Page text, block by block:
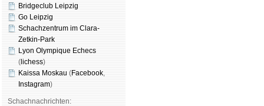
Bridgeclub Leipzig
Go Leipzig
Schachzentrum im Clara-
Zetkin-Park
Lyon Olympique Echecs
( lichess)
Kaissa Moskau (Face­book,
Insta­gram)
Schachnachrichten: